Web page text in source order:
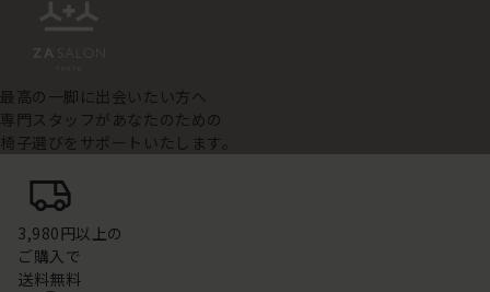
最高の一脚に出会いたい方へ
専門スタッフがあなたのための
椅子選びをサポートいたします。
3,980円以上の
ご購入で
送料無料